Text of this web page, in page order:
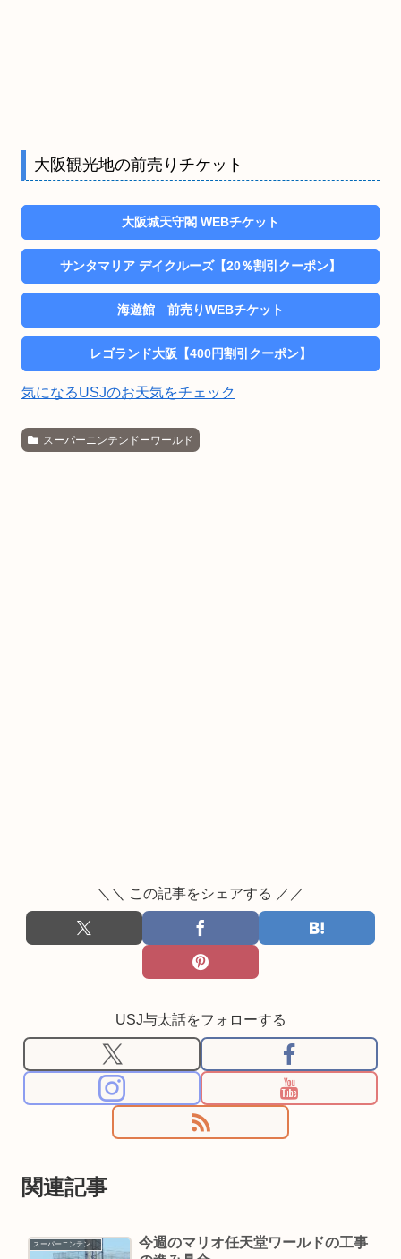
大阪観光地の前売りチケット
大阪城天守閣 WEBチケット
サンタマリア デイクルーズ【20％割引クーポン】
海遊館 前売りWEBチケット
レゴランド大阪【400円割引クーポン】
気になるUSJのお天気をチェック
スーパーニンテンドーワールド
＼＼ この記事をシェアする ／／
USJ与太話をフォローする
関連記事
スーパーニンテンドーワールド
今週のマリオ任天堂ワールドの工事